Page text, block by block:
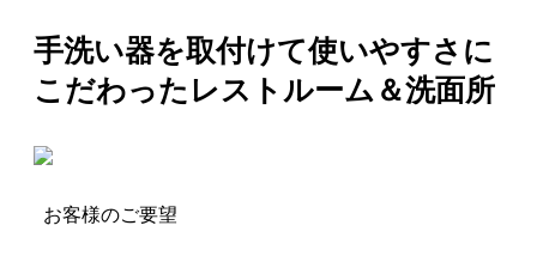
手洗い器を取付けて使いやすさに
こだわったレストルーム＆洗面所
お客様のご要望